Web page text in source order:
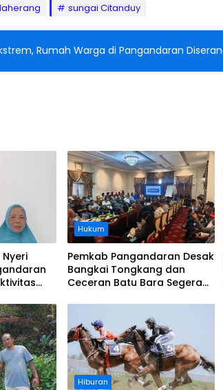
sungai Citanduy
Rumah Warga di Pangandaran
Hukum
Pemkab Pangandaran Desak
Bangkai Tongkang dan
Ceceran Batu Bara Segera
Koordinasi Perusahaan
Hiburan